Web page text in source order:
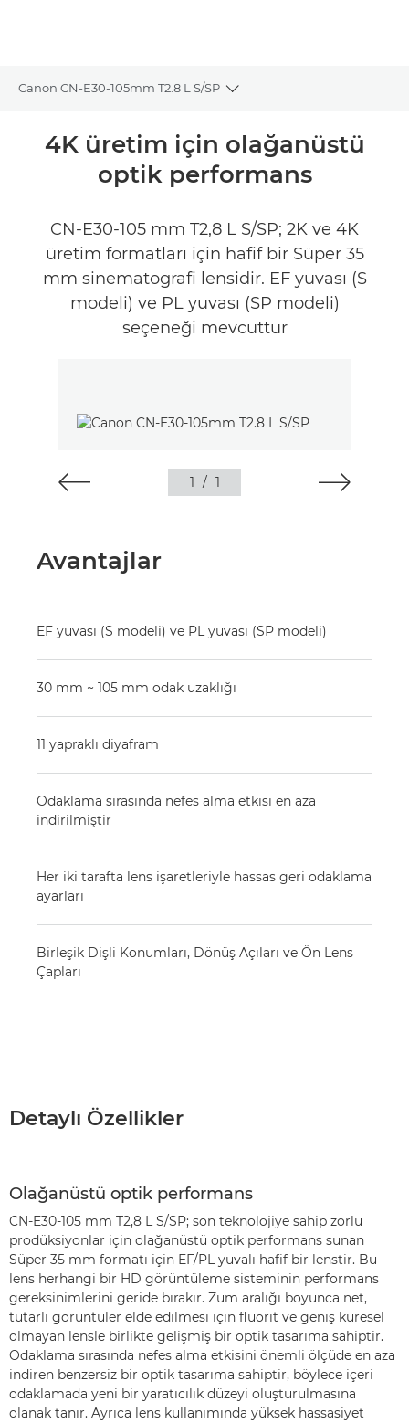
Canon CN-E30-105mm T2.8 L S/SP
Toggle breadcrumbs
Genel Bakış
4K üretim için olağanüstü
optik performans
CN-E30-105 mm T2,8 L S/SP; 2K ve 4K
üretim formatları için hafif bir Süper 35
mm sinematografi lensidir. EF yuvası (S
modeli) ve PL yuvası (SP modeli)
seçeneği mevcuttur
1 / 1
Avantajlar
EF yuvası (S modeli) ve PL yuvası (SP modeli)
30 mm ~ 105 mm odak uzaklığı
11 yapraklı diyafram
Odaklama sırasında nefes alma etkisi en aza
indirilmiştir
Her iki tarafta lens işaretleriyle hassas geri odaklama
ayarları
Birleşik Dişli Konumları, Dönüş Açıları ve Ön Lens
Çapları
Detaylı Özellikler
Olağanüstü optik performans
CN-E30-105 mm T2,8 L S/SP; son teknolojiye sahip zorlu
prodüksiyonlar için olağanüstü optik performans sunan
Süper 35 mm formatı için EF/PL yuvalı hafif bir lenstir. Bu
lens herhangi bir HD görüntüleme sisteminin performans
gereksinimlerini geride bırakır. Zum aralığı boyunca net,
tutarlı görüntüler elde edilmesi için flüorit ve geniş küresel
olmayan lensle birlikte gelişmiş bir optik tasarıma sahiptir.
Odaklama sırasında nefes alma etkisini önemli ölçüde en aza
indiren benzersiz bir optik tasarıma sahiptir, böylece içeri
odaklamada yeni bir yaratıcılık düzeyi oluşturulmasına
olanak tanır. Ayrıca lens kullanımında yüksek hassasiyet